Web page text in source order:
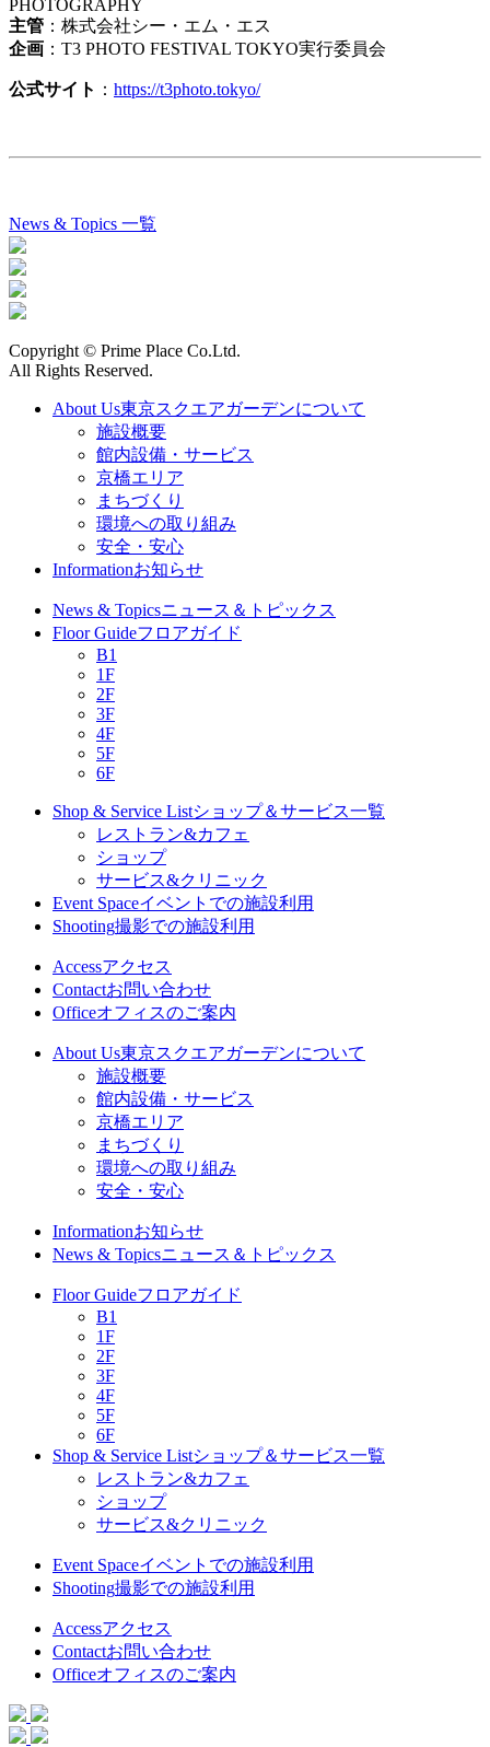
PHOTOGRAPHY
主管 ：株式会社シー・エム・エス
企画 ：T3 PHOTO FESTIVAL TOKYO実行委員会
公式サイト ： https://t3photo.tokyo/
News & Topics 一覧
Copyright © Prime Place Co.Ltd.
All Rights Reserved.
About Us東京スクエアガーデンについて
施設概要
館内設備・サービス
京橋エリア
まちづくり
環境への取り組み
安全・安心
Informationお知らせ
News & Topicsニュース＆トピックス
Floor Guideフロアガイド
B1
1F
2F
3F
4F
5F
6F
Shop & Service Listショップ＆サービス一覧
レストラン&カフェ
ショップ
サービス&クリニック
Event Spaceイベントでの施設利用
Shooting撮影での施設利用
Accessアクセス
Contactお問い合わせ
Officeオフィスのご案内
About Us東京スクエアガーデンについて
施設概要
館内設備・サービス
京橋エリア
まちづくり
環境への取り組み
安全・安心
Informationお知らせ
News & Topicsニュース＆トピックス
Floor Guideフロアガイド
B1
1F
2F
3F
4F
5F
6F
Shop & Service Listショップ＆サービス一覧
レストラン&カフェ
ショップ
サービス&クリニック
Event Spaceイベントでの施設利用
Shooting撮影での施設利用
Accessアクセス
Contactお問い合わせ
Officeオフィスのご案内